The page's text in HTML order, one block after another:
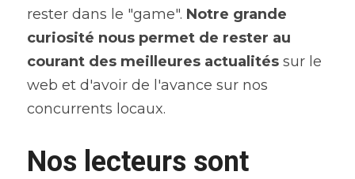
rester dans le "game". Notre grande
curiosité nous permet de rester au
courant des meilleures actualités sur le
web et d'avoir de l'avance sur nos
concurrents locaux.
Nos lecteurs sont